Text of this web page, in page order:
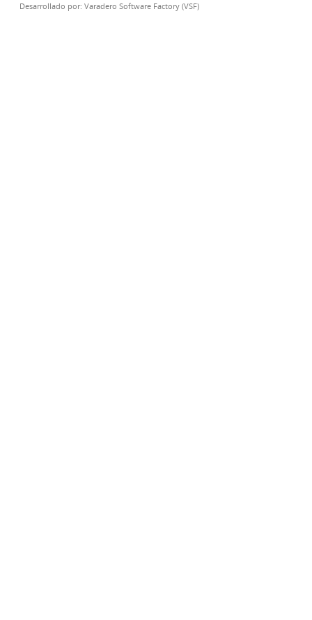
Desarrollado por: Varadero Software Factory (VSF)